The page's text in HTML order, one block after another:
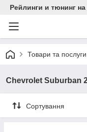
Рейлинги и тюнинг
Товари та послуги
Chevrolet Suburban
Сортування